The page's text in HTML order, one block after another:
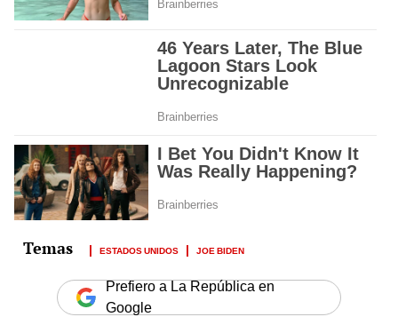
ESTADOS UNIDOS JOE BIDEN
Prefiero a La República en
Google